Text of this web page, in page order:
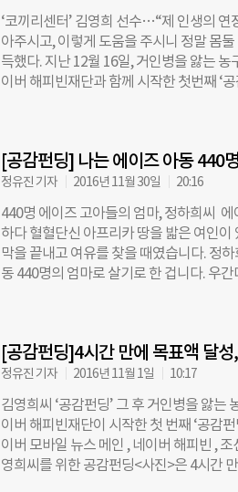
미투자자는 7만6000명에 달하며, 이들의
에 이른다. 더나은미래는 연말을 맞아, 해
의 임팩트, ‘펀딩이 세상을 바꾸는 방법’
농부 12명 기 살렸다 컴퓨터 공학도 유상
다. 충북 충주에서 13년간 과수원을 운영
것’. 유씨의 가장 큰 고민은 ‘판로’다. 사과
‘코끼리센터’ 김영희 선수…“제 인생의
아주시고, 이렇게 도움을 주시니 정말 몸
득했다. 지난 12월 16일, 거인병을 앓는 농
이버 해피빈재단과 함께 시작한 첫번째 ‘
다. 십시일반 후원에 동참한 이들은 총
로서 인터뷰 보도 외에도 도움을 드릴 수
을 시도했는데 이렇게 많은 분들의 뜻이
를 발굴해 실질적인 지원으로 연결될 수
감펀딩에 참여한 한미글로벌, KGC인삼
을 통해 김영희씨 소식을 접한 김종훈 한
삼공사는 “앞으로 더나은미래의 공감펀딩
다”고 전했고, 정관장 홍삼 4박스를 들고
과장은 “면역력 강화에 도움이 되시길 바
회공헌을 지속하겠다”고 말했다. 김영희씨는
[공감펀딩] 나는 에이즈 아동 440
정유진 기자 2016년 11월 30일 20:16
440명 에이즈 고아들의 엄마, 정하희씨
하다 혈혈단신 아프리카 땅을 밟은 여인이
막을 끝내고 여유를 찾을 때였습니다. 정
동 440명의 엄마로 살기로 한 겁니다. 우
이곳에서 8년째 이 아이들을 돌보고 있습
처음 낯선 땅에 도착한 그녀는 마을 지도
섰습니다. 그렇게 모인 아이들의 숫자는
냐”고. 먹는 것, 입는 것을 말할 줄 알았는
를 사랑해줬으면 좋겠다”고 대답했습니다
에서 쫓겨나고 학대당한 아이까지. 세상의
있었습니다. 영양은 물론 마을 응급 매뉴
[공감펀딩]4시간 만에 목표액 달
정유진 기자 2016년 11월 1일 10:17
김영희씨 ‘공감펀딩’ 그 후 거인병을 앓는
이버 해피빈재단이 시작한 첫 번째 ‘공감
이버 모바일 뉴스 메인 , 네이버 해피빈 ,
영희씨를 위한 공감펀딩<사진>은 4시간